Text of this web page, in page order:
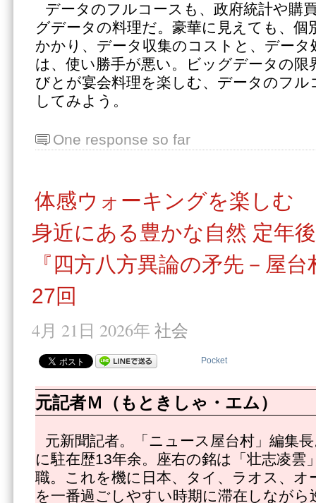
データのフルコースも、政府統計や購
グデータの料理だ。豪華に見えても、個
かかり、データ収集のコストと、データ
は、使い勝手が悪い。ビッグデータの限
びとが宴会料理を楽しむ、データのフル
してみよう。
One response so far
体感ウォーキングを楽しむ
身近にある豊かな自然 定年
『四方八方異論の矛先－屋
27回
4月 21日 2026年 社会
Pocket
元記者Ｍ（もときしゃ・エム）
元新聞記者。「ニュース屋台村」編集
に駐在歴13年余。座右の銘は「壮志凌雲
職。これを機に日本、タイ、ラオス、オ
を一番過ごしやすい時期に滞在しながら